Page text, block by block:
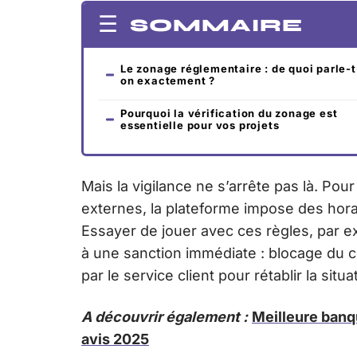
SOMMAIRE
Le zonage réglementaire : de quoi parle-
on exactement ?
Pourquoi la vérification du zonage est
essentielle pour vos projets
Mais la vigilance ne s’arrête pas là.
externes, la plateforme impose des
Essayer de jouer avec ces règles, par
à une sanction immédiate : blocage du
par le service client pour rétablir la
A découvrir également : Meilleure
avis 2025